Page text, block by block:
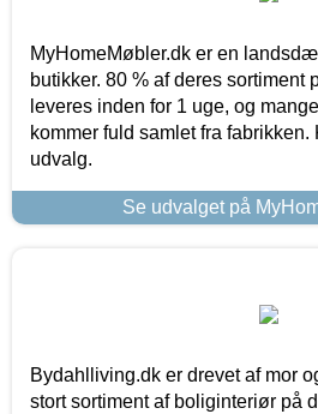
MyHomeMøbler.dk er en
butikker. 80 % af deres sortiment
leveres inden for 1 uge, og
kommer fuld samlet fra
udvalg.
Se udvalget på
Bydahlliving.dk er drevet af mor
stort sortiment af boliginteriør på